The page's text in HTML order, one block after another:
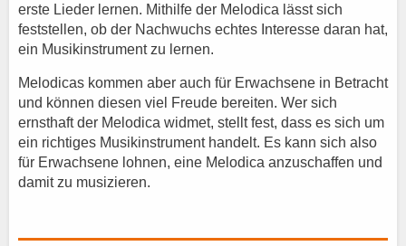
erste Lieder lernen. Mithilfe der Melodica lässt sich
feststellen, ob der Nachwuchs echtes Interesse daran hat,
ein Musikinstrument zu lernen.
Melodicas kommen aber auch für Erwachsene in Betracht
und können diesen viel Freude bereiten. Wer sich
ernsthaft der Melodica widmet, stellt fest, dass es sich um
ein richtiges Musikinstrument handelt. Es kann sich also
für Erwachsene lohnen, eine Melodica anzuschaffen und
damit zu musizieren.